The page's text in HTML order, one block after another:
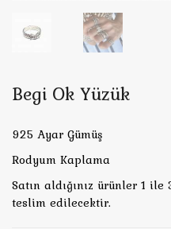
Begi Ok Yüzük
925 Ayar Gümüş
Rodyum Kaplama
Satın aldığınız ürünler 1
teslim edilecektir.